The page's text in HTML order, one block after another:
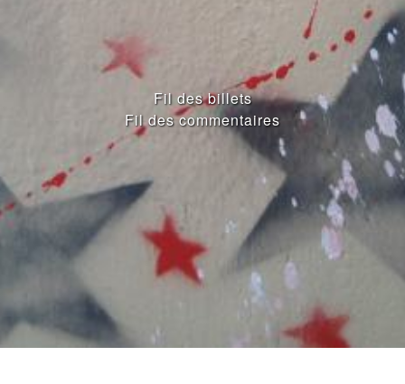
Fil des billets
Fil des commentaires